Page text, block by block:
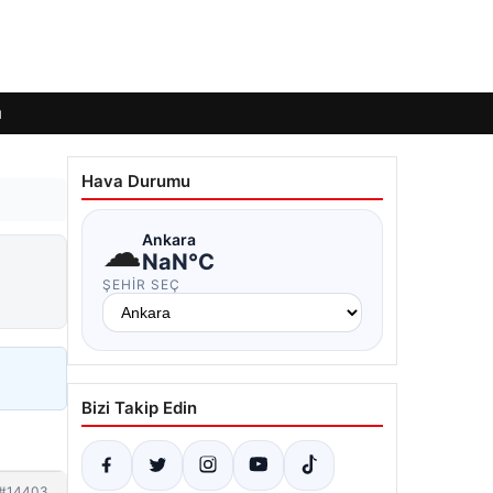
Hava Durumu
☁Ankara
NaN°C
ŞEHIR SEÇ
Bizi Takip Edin